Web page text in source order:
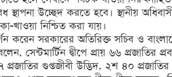
স্থাপনা উচ্ছেদ করতে হবে। স্থানীয়
খাওয়া নিশ্চিত করা যায়।
করেন সরকারের অতিরিক্ত সচিব ও
সেন্টমার্টিন দ্বীপে প্রায় ৬৬
প্রজাতির গুপ্তজীবী উদ্ভিদ, ২শ ৪০